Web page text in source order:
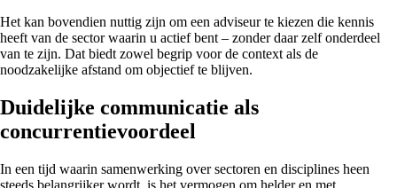
Het kan bovendien nuttig zijn om een adviseur te kiezen die kennis
heeft van de sector waarin u actief bent – zonder daar zelf onderdeel
van te zijn. Dat biedt zowel begrip voor de context als de
noodzakelijke afstand om objectief te blijven.
Duidelijke communicatie als
concurrentievoordeel
In een tijd waarin samenwerking over sectoren en disciplines heen
steeds belangrijker wordt, is het vermogen om helder en met